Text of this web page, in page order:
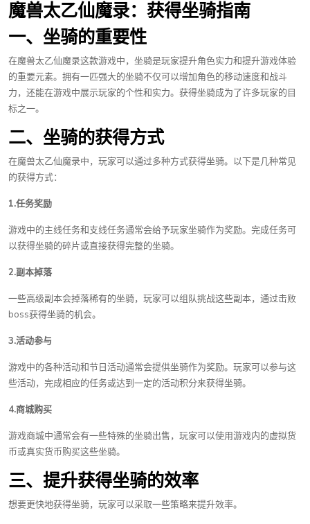
魔兽太乙仙魔录：获得坐骑指南
一、坐骑的重要性
在魔兽太乙仙魔录这款游戏中，坐骑是玩家提升角色实力和提升游戏体验
的重要元素。拥有一匹强大的坐骑不仅可以增加角色的移动速度和战斗
力，还能在游戏中展示玩家的个性和实力。获得坐骑成为了许多玩家的目
标之一。
二、坐骑的获得方式
在魔兽太乙仙魔录中，玩家可以通过多种方式获得坐骑。以下是几种常见
的获得方式：
1.任务奖励
游戏中的主线任务和支线任务通常会给予玩家坐骑作为奖励。完成任务可
以获得坐骑的碎片或直接获得完整的坐骑。
2.副本掉落
一些高级副本会掉落稀有的坐骑，玩家可以组队挑战这些副本，通过击败
boss获得坐骑的机会。
3.活动参与
游戏中的各种活动和节日活动通常会提供坐骑作为奖励。玩家可以参与这
些活动，完成相应的任务或达到一定的活动积分来获得坐骑。
4.商城购买
游戏商城中通常会有一些特殊的坐骑出售，玩家可以使用游戏内的虚拟货
币或真实货币购买这些坐骑。
三、提升获得坐骑的效率
想要更快地获得坐骑，玩家可以采取一些策略来提升效率。